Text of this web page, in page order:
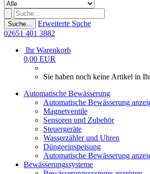
Suche...
Erweiterte Suche
02651 401 3882
Ihr Warenkorb
0,00 EUR
Sie haben noch keine Artikel in
Automatische Bewässerung
Automatische Bewässerung
Magnetventile
Sensoren und Zubehör
Steuergeräte
Wasserzähler und Uhren
Düngeeinspeisung
Automatische Bewässerung
Bewässerungssysteme